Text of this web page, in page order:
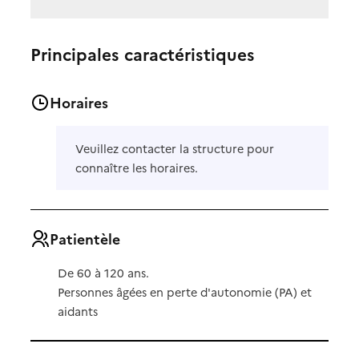
Principales caractéristiques
Horaires
Veuillez contacter la structure pour
connaître les horaires.
Patientèle
De 60 à 120 ans.
Personnes âgées en perte d'autonomie (PA) et
aidants